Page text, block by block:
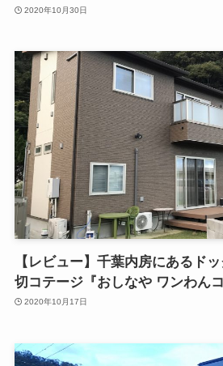
2020年10月30日
【レビュー】千葉内房にあるド
切コテージ『おしなや ワンわんコ
2020年10月17日